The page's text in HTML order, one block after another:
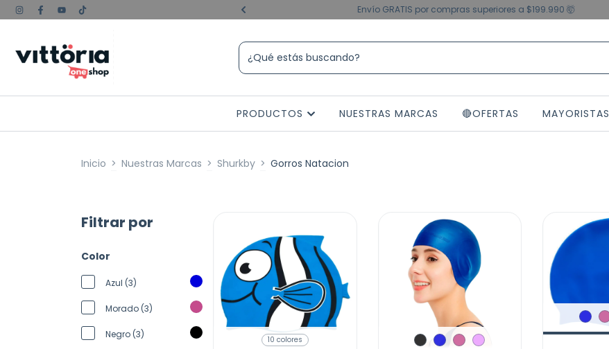
experiencia💪🏼😎 Envío GRATIS por compras superiores a $199.990 🤯
PRODUCTOS NUESTRAS MARCAS 🔴OFERTAS MAYORISTAS
Inicio > Nuestras Marcas > Shurkby > Gorros Natacion
Filtrar por
Color
Azul (3)
Morado (3)
Negro (3) 10 colores